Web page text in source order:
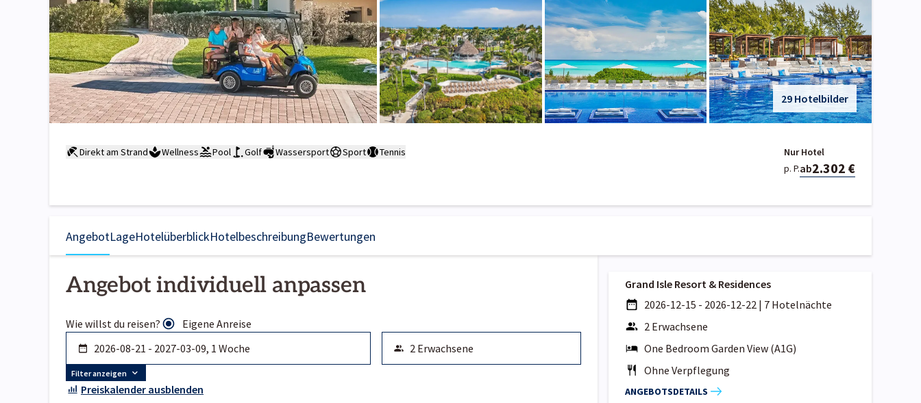
29 Hotelbilder
Direkt am Strand Wellness Pool Golf Wassersport Sport Tennis
Nur Hotel
p. P.ab2.302 €
AngebotLageHotelüberblickHotelbeschreibungBewertungen
Angebot individuell anpassen
Wie willst du reisen? Eigene Anreise
Filter anzeigen
Preiskalender ausblenden
Grand Isle Resort & Residences
2026-12-15 - 2026-12-22 | 7 Hotelnächte
2 Erwachsene
One Bedroom Garden View (A1G)
Ohne Verpflegung
ANGEBOTSDETAILS